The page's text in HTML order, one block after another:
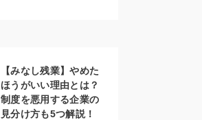
【みなし残業】やめた
ほうがいい理由とは？
制度を悪用する企業の
見分け方も5つ解説！